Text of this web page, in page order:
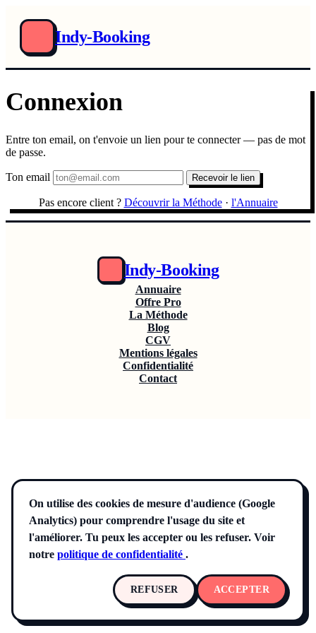
Indy-Booking
Connexion
Entre ton email, on t'envoie un lien pour te connecter — pas de mot
de passe.
Ton email Recevoir le lien
Pas encore client ? Découvrir la Méthode · l'Annuaire
Indy-Booking
Annuaire
Offre Pro
La Méthode
Blog
CGV
Mentions légales
Confidentialité
Contact
On utilise des cookies de mesure d'audience (Google
Analytics) pour comprendre l'usage du site et
l'améliorer. Tu peux les accepter ou les refuser. Voir
notre politique de confidentialité .
REFUSER ACCEPTER